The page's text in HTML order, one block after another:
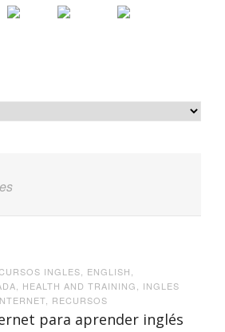
INGLES ENGLISH
HEALTH AND TRAINING
INGLES
RECURSOS
para aprender inglés